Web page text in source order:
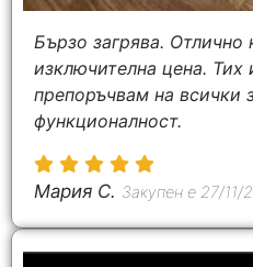
Бързо загрява. Отлично
изключителна цена.
препоръчвам на всички
функционалност.
Мария C. Закупен е 27/11/